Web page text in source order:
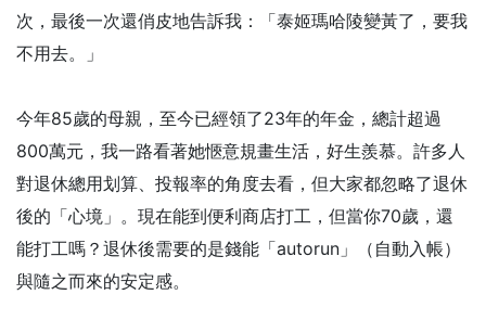
次，最後一次還俏皮地告訴我：「泰姬瑪哈陵變黃了，要我
不用去。」
今年85歲的母親，至今已經領了23年的年金，總計超過
800萬元，我一路看著她愜意規畫生活，好生羨慕。許多人
對退休總用划算、投報率的角度去看，但大家都忽略了退休
後的「心境」。現在能到便利商店打工，但當你70歲，還
能打工嗎？退休後需要的是錢能「autorun」（自動入帳）
與隨之而來的安定感。